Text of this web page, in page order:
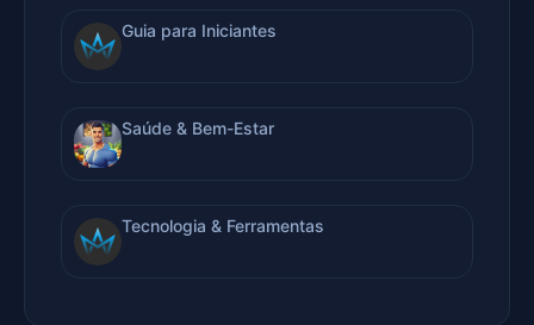
Guia para Iniciantes
Saúde & Bem-Estar
Tecnologia & Ferramentas